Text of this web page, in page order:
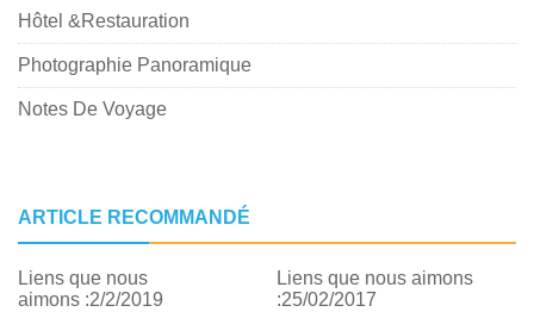
Hôtel &Restauration
Photographie Panoramique
Notes De Voyage
ARTICLE RECOMMANDÉ
Liens que nous
aimons :2/2/2019
Liens que nous aimons
:25/02/2017